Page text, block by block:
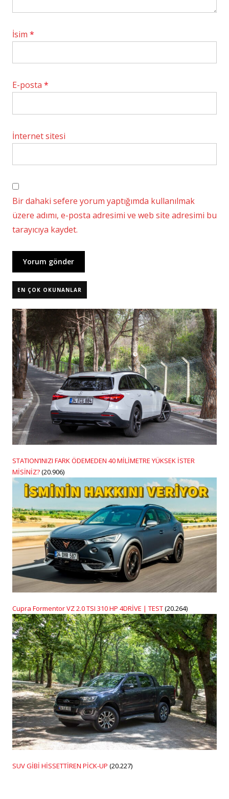
İsim *
E-posta *
İnternet sitesi
Bir dahaki sefere yorum yaptığımda kullanılmak
üzere adımı, e-posta adresimi ve web site adresimi bu
tarayıcıya kaydet.
EN ÇOK OKUNANLAR
STATION’INIZI FARK ÖDEMEDEN 40 MİLİMETRE YÜKSEK İSTER
MİSİNİZ?(20.906)
Cupra Formentor VZ 2.0 TSI 310 HP 4DRİVE | TEST(20.264)
SUV GİBİ HİSSETTİREN PİCK-UP (20.227)